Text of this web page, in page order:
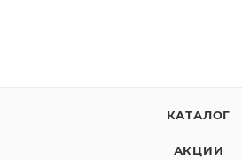
КАТАЛОГ
АКЦИИ